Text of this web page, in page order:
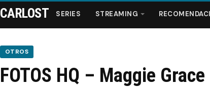
Series
CARLOST SERIES STREAMING
OTROS
FOTOS HQ – Maggie